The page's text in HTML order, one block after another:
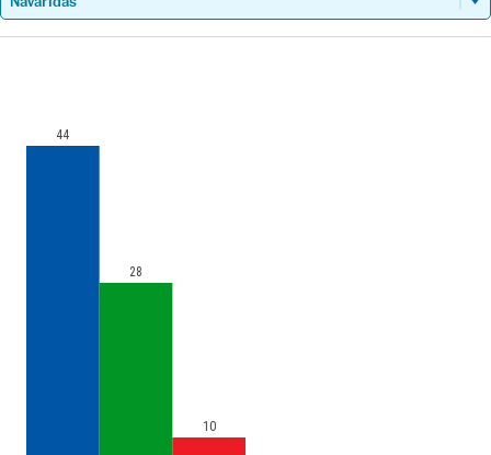
44
28
10